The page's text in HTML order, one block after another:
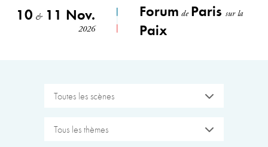
10 &11 Nov.
2026
Forum de Parissur la
Paix
Toutes les scènes
Tous les thèmes